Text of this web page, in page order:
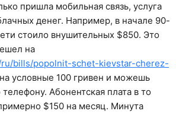
пришла мобильная связь, услуга
денег. Например, в начале 90-
стоило внушительных $850. Это
на
ru/bills/popolnit-schet-kievstar-cherez-
условные 100 гривен и можешь
Абонентская плата в то
$150 на месяц. Минута